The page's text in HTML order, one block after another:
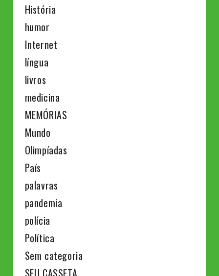
História
humor
Internet
língua
livros
medicina
MEMÓRIAS
Mundo
Olimpíadas
País
palavras
pandemia
polícia
Política
Sem categoria